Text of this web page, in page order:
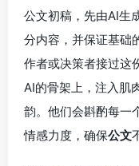
公文初稿，先由AI生
分内容，并保证基础
作者或决策者接过这
AI的骨架上，注入肌
韵。他们会斟酌每一
情感力度，确保公文